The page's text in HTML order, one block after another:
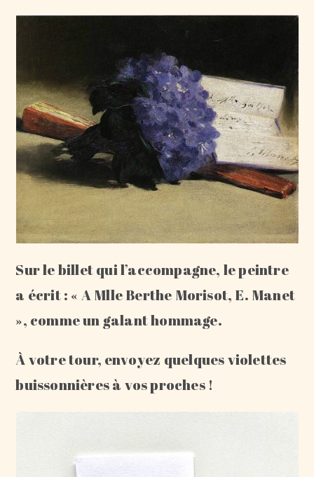
Sur le billet qui l’accompagne, le peintre
a écrit : « A Mlle Berthe Morisot, E. Manet
», comme un galant hommage.
À votre tour, envoyez quelques violettes
buissonnières à vos proches !